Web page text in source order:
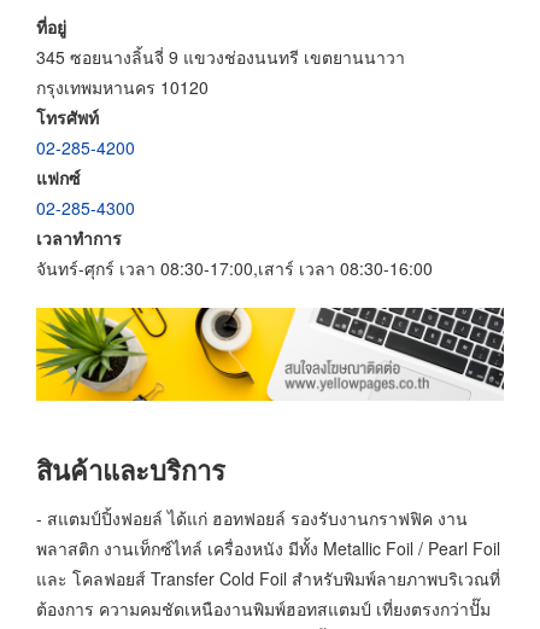
ที่อยู่
345 ซอยนางลิ้นจี่ 9 แขวงช่องนนทรี เขตยานนาวา
กรุงเทพมหานคร 10120
โทรศัพท์
02-285-4200
แฟกซ์
02-285-4300
เวลาทำการ
จันทร์-ศุกร์ เวลา 08:30-17:00,เสาร์ เวลา 08:30-16:00
สินค้าและบริการ
- สแตมป์ปิ้งฟอยล์ ได้แก่ ฮอทฟอยล์ รองรับงานกราฟฟิค งาน
พลาสติก งานเท็กซ์ไทล์ เครื่องหนัง มีทั้ง Metallic Foil / Pearl Foil
และ โคลฟอยส์ Transfer Cold Foil สำหรับพิมพ์ลายภาพบริเวณที่
ต้องการ ความคมชัดเหนืองานพิมพ์ฮอทสแตมป์ เที่ยงตรงกว่าปั๊ม